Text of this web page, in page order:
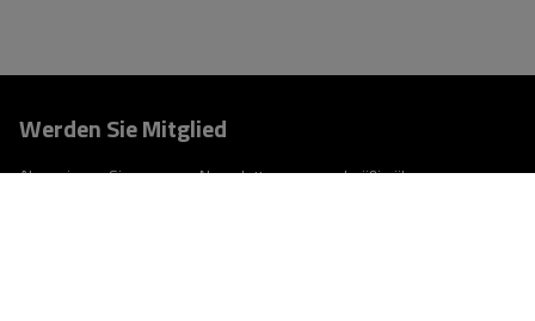
Werden Sie Mitglied
Abonnieren Sie unseren Newsletter, um regelmäßig über